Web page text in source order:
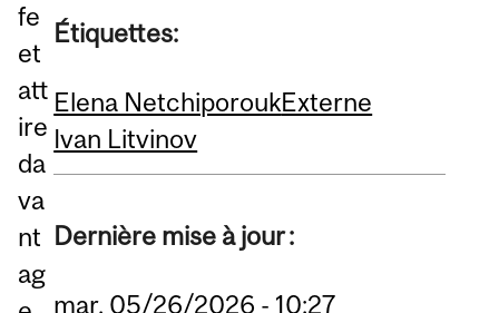
fe
et
att
ire
da
va
nt
ag
Étiquettes:
Elena NetchiporoukExterne
Ivan Litvinov
Dernière mise à jour :
mar, 05/26/2026 - 10:27